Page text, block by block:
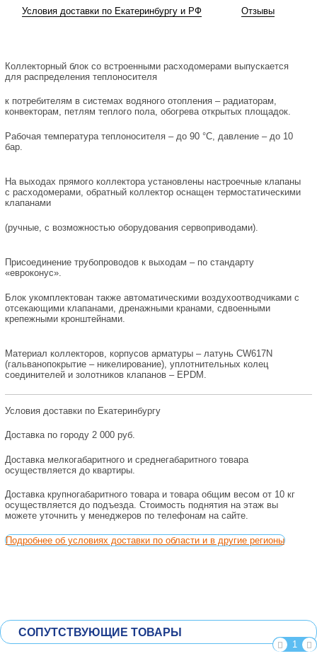
Условия доставки по Екатеринбургу и РФ Отзывы
Коллекторный блок со встроенными расходомерами выпускается
для распределения теплоносителя
к потребителям в системах водяного отопления – радиаторам,
конвекторам, петлям теплого пола, обогрева открытых площадок.
Рабочая температура теплоносителя – до 90 °С, давление – до 10
бар.
На выходах прямого коллектора установлены настроечные клапаны
с расходомерами, обратный коллектор оснащен термостатическими
клапанами
(ручные, с возможностью оборудования сервоприводами).
Присоединение трубопроводов к выходам – по стандарту
«евроконус».
Блок укомплектован также автоматическими воздухоотводчиками с
отсекающими клапанами, дренажными кранами, сдвоенными
крепежными кронштейнами.
Материал коллекторов, корпусов арматуры – латунь CW617N
(гальванопокрытие – никелирование), уплотнительных колец
соединителей и золотников клапанов – EPDM.
Условия доставки по Екатеринбургу
Доставка по городу 2 000 руб.
Доставка мелкогабаритного и среднегабаритного товара
осуществляется до квартиры.
Доставка крупногабаритного товара и товара общим весом от 10 кг
осуществляется до подъезда. Стоимость поднятия на этаж вы
можете уточнить у менеджеров по телефонам на сайте.
Подробнее об условиях доставки по области и в другие регионы
СОПУТСТВУЮЩИЕ ТОВАРЫ
1